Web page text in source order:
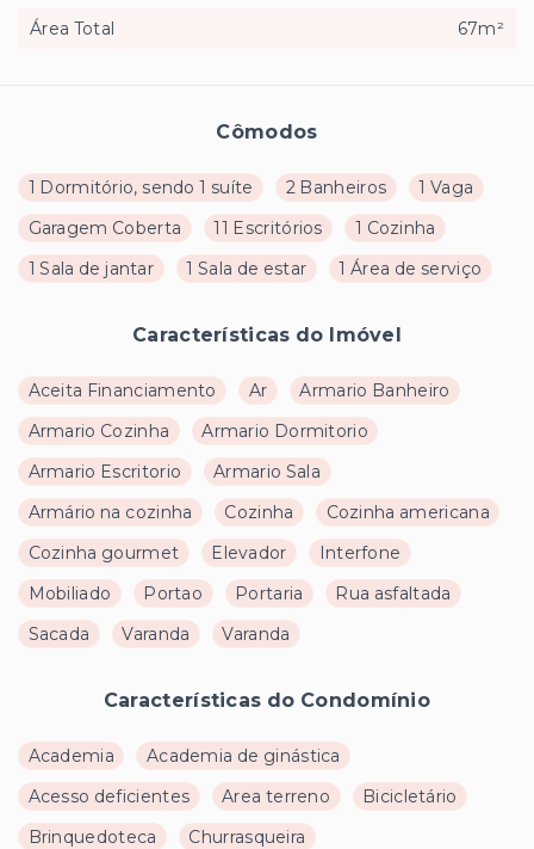
Cômodos
1 Dormitório, sendo 1 suíte 2 Banheiros
1 Vaga
Garagem Coberta
11 Escritórios
1 Cozinha
1 Sala de jantar
1 Sala de estar 1 Área de serviço
Características do Imóvel
Aceita Financiamento Ar
Armario Banheiro
Armario Cozinha
Armario Dormitorio
Armario Escritorio
Armario Sala
Armário na cozinha
Cozinha
Cozinha americana
Cozinha gourmet
Elevador
Interfone
Mobiliado
Portao Portaria
Rua asfaltada
Sacada
Varanda Varanda
Características do Condomínio
Academia
Academia de ginástica
Acesso deficientes
Area terreno
Bicicletário
Brinquedoteca
Churrasqueira
Área Total
67m²